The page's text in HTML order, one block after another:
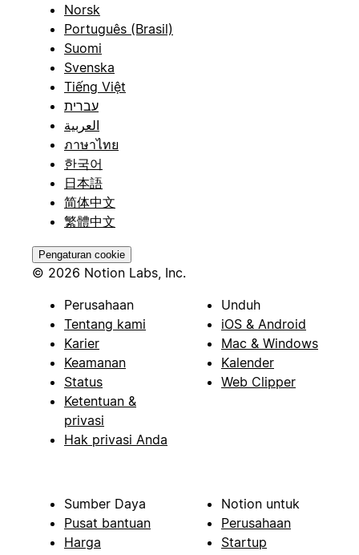
Norsk
Português (Brasil)
Suomi
Svenska
Tiếng Việt
עברית
العربية
ภาษาไทย
한국어
日本語
简体中文
繁體中文
Pengaturan cookie
© 2026 Notion Labs, Inc.
Perusahaan
Tentang kami
Karier
Keamanan
Status
Ketentuan &
privasi
Hak privasi Anda
Unduh
iOS & Android
Mac & Windows
Kalender
Web Clipper
Sumber Daya
Pusat bantuan
Harga
Notion untuk
Perusahaan
Startup